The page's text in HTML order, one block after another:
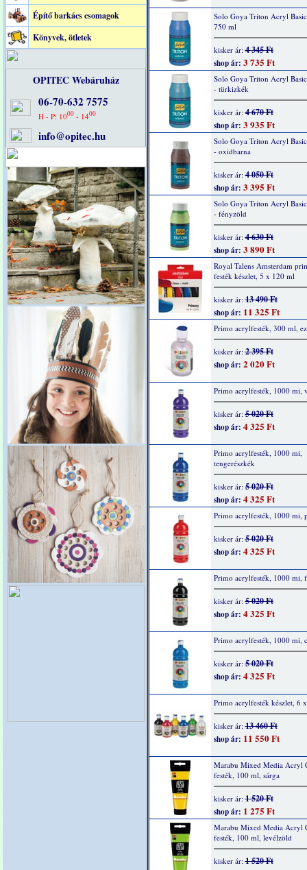
Építő barkács csomagok
Könyvek, ötletek
OPITEC Webáruház
06-70-632 7575
H - P: 1000 - 1400
info@opitec.hu
Solo Goya Triton Acryl
750 ml
kisker ár:4 345 Ft
shop ár: 3 735 Ft
Solo Goya Triton Acryl
- türkizkék
kisker ár:4 670 Ft
shop ár: 3 935 Ft
Solo Goya Triton Acryl
- oxidbarna
kisker ár:4 050 Ft
shop ár: 3 395 Ft
Solo Goya Triton Acryl
- fényzöld
kisker ár:4 630 Ft
shop ár: 3 890 Ft
Royal Talens Amsterdam
festék készlet, 5 x 120 ml
kisker ár:13 490 Ft
shop ár: 11 325 Ft
Primo acrylfesték, 300 ml,
kisker ár:2 395 Ft
shop ár: 2 020 Ft
Primo acrylfesték, 1000 mi,
kisker ár:5 020 Ft
shop ár: 4 325 Ft
Primo acrylfesték, 1000 mi,
tengerészkék
kisker ár:5 020 Ft
shop ár: 4 325 Ft
Primo acrylfesték, 1000 mi,
kisker ár:5 020 Ft
shop ár: 4 325 Ft
Primo acrylfesték, 1000 mi,
kisker ár:5 020 Ft
shop ár: 4 325 Ft
Primo acrylfesték, 1000 mi,
kisker ár:5 020 Ft
shop ár: 4 325 Ft
Primo acrylfesték készlet, 6
kisker ár:13 460 Ft
shop ár: 11 550 Ft
Marabu Mixed Media Acryl
festék, 100 ml, sárga
kisker ár:1 520 Ft
shop ár: 1 275 Ft
Marabu Mixed Media Acryl
festék, 100 ml, levélzöld
kisker ár:1 520 Ft